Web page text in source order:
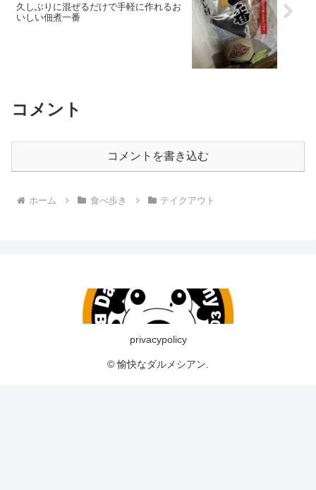
久しぶりに混ぜるだけで手軽に作れるお
いしい佃煮一番
コメント
コメントを書き込む
ホーム 食べ歩き テイクアウト
privacypolicy
© 愉快なダルメシアン.